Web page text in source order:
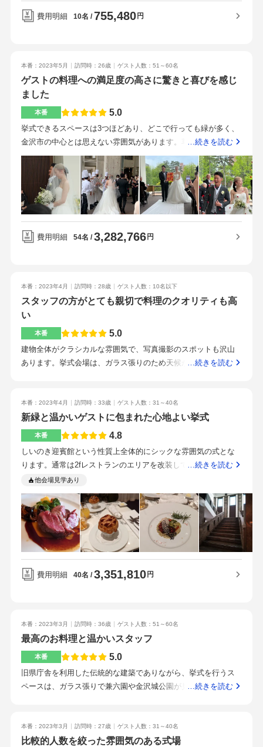
きるだけ親身になって聞いてくれた。料理、スタッフのサービ
ス金沢市の中心部に立地している料理、会場の雰囲気準備につ
費用明細 10名 755,480 円
本番：2023年5月 訪問時：26歳 ゲスト人数：51～60名
ゲストの料理への満足度の高さに驚きと喜びを感じ
ました
本番 5.0
挙式できるスペースは3つほどあり、どこで行っても緑が多く、
金沢市の中心とは思えない雰囲気があります。草原が広がって
おり、とても開放感が感じられました。元県庁ということで歴
史ある建物で挙式が行える特別感もありました。普段はレスト
ランなので品があり落ち着いたクラシカルな雰囲気です。また
店内の椅子はゴールドになっていたり、ブラウンレッドのカー
テンなど大人っぽく、高級感がある印象です。料理はゲストの
方からも大絶賛をいただけるくらいとっても美味しい料理の
数々で、子供の好き嫌いやアレルギーなど快く対応してくださ
美術館、金沢城など観光地が多くあるのですが、式場からの景
色はそれを感じさせないくらい、窓ガラスから見える緑が広が
っていて綺麗でした。観光地ということで、駅からのバスもた
くさん出ていたり、タクシーも多く走っているので、行き来な
どはとてもしやすい立地だと思います。プランナーさん含めメ
イクさんやカメラマンさんなど全スタッフの皆さんがとてもあ
ザートビュフェのイメージを伝えてたくさんのデザートを準備
していただきました。中座をするときの司会者さんのサプライ
ったです。提携のドレスショップのドレスがとても大人っぽく
て可愛かったり、ヘアメイクさんのヘアアレンジのクオリティ
がとても高くて新婦にとってはとても嬉しいポイントでした。
引き出物がなかなか決まらずに悩んでいましたが、料金や引き
出物の種類などプランナーさんがわかりやすくアドバイスして
くれたおかげで、カメラは当日はとってもスムーズに決めてい
くことができたのでとても助かりました。また、ウェルカムス
ペースのアイディアもずっと悩んでいて決まらなかったのです
が、経験豊富なプランナーのお任せで飾り付けをお願いしたと
ころ、とてもセンスがよく、友人達にもくさんほめてもらえた
ウェルカムスペースをつくれてよかったです。席次表やメニュ
…続きを読む
費用明細 54名 3,282,766 円
本番：2023年4月 訪問時：28歳 ゲスト人数：10名以下
スタッフの方がとても親切で料理のクオリティも高
い
本番 5.0
建物全体がクラシカルな雰囲気で、写真撮影のスポットも沢山
あります。挙式会場は、ガラス張りのため天候があまり良くな
です。テーブルコーディネートも相談に乗ってもらえるため、
会場とマッチしたテーブルに仕上げてもらえます。写真アルバ
ムの追加や料理などをランクアップしたため、最初の見積りよ
り何割かは料金があがりました。ただ、無理に勧められること
もないですし、クオリティやスタッフの方の対応を考えると、
お金をかけたことについては満足しています。エンドロールや
映像はお願いしませんでした。料理を重要視していたので、こ
の会場を選びました。当初見積もりよりランクアップをしたコ
ースを選択して、試食をした後に一部だけ料理の入れ替えをお
願いしました。アミューズから最後の小菓子まで、ゲストにも
とても満足してもらえたので、こだわってよかったと思いまし
た。駐車場もあり、バス停も目の前にあるのでゲストの方にも
お渡ししました。タクシーチケットの手配も用意できます。挙
っていただき安心して式を迎えられるよう細かいところまで沢
山サポートしてくれました。また、当日お世話になったカメラ
マンさんも、明るく楽しい方でしたし、ヘアメイクさんも、優
しい方で丁寧に仕上げてもらえました。レストランスタッフの
方まで、関わって下さった方皆さんいい方ばかりでした。料理
のクオリティがかなり高いところ、スタッフの方の対応かとて
ごく良い方ばかりで、沢山サポートしもらえるので安心して挙
式を迎えられると思います。
…続きを読む
本番：2023年4月 訪問時：33歳 ゲスト人数：31～40名
新緑と温かいゲストに包まれた心地よい挙式
本番 4.8
しいのき迎賓館という性質上全体的にシックな雰囲気の式とな
ります。通常は2fレストランのエリアを改装して式場にします。
収容人数は50、60名が限界でしょうか。天気が良ければしいの
きの間に挟まれた挙式も選択できます。雨天中止でも追加費用
はかかります。どちらを選んでもオープンな空間であるために
スタンダードな演出である扉を開けて新婦登場ができない点、
室内はスペースの都合上バージンロードが短くなる点は注意で
す。通常は2fレストランのエリアを改装して披露宴会場にしま
す。40名を超えると窮屈さを感じますが、新郎新婦との距離が
近くて良いといったゲストもいました。ジャルダンポール・ボ
かったです。値上げ幅は予想と同じくらいですが昨今の値上が
りの波が慶事にもきていますので、これから挙式を考えている
人は値上げ前の見積もりで催行してもらうよう掛け合っておく
と良いと思います。40名以上だと割引になるプランで行いまし
た。ムービー上映がプロジェクターではなく液晶テレビだった
しい、レベルが高いといってくれました。初回の見積もりから
は価格アップしましたが、結局どの会場も同じくらいの値段に
…続きを読む
他会場見学あり
費用明細 40名 3,351,810 円
本番：2023年3月 訪問時：36歳 ゲスト人数：51～60名
最高のお料理と温かいスタッフ
本番 5.0
旧県庁舎を利用した伝統的な建築でありながら、挙式を行うス
ペースは、ガラス張りで兼六園や金沢城公園が見える自然光た
る温かい雰囲気の会場です。お料理でゲストの方に喜んで頂く
のが優先事項だったので、こだわりました。今月成約特典で27
…続きを読む
本番：2023年3月 訪問時：27歳 ゲスト人数：31～40名
比較的人数を絞った雰囲気のある式場